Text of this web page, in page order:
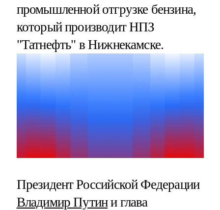
промышленной отгрузке бензина,
который производит НПЗ
"Татнефть" в Нижнекамске.
Президент Российской Федерации
Владимир Путини глава